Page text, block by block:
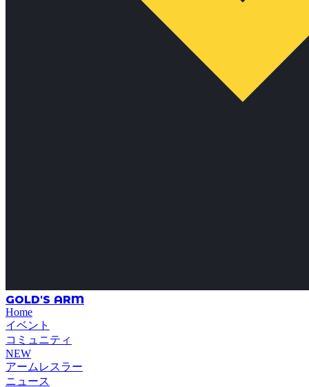
GOLD'S ARM
Home
イベント
コミュニティ
NEW
アームレスラー
ニュース